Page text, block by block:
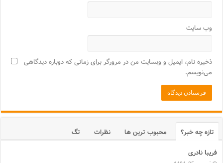
وب‌ سایت
ذخیره نام، ایمیل و وبسایت من در مرورگر برای زمانی که دوباره دیدگاهی
می‌نویسم.
تازه چه خبر؟ محبوب ترین ها نظرات
تگ
فریبا نادری